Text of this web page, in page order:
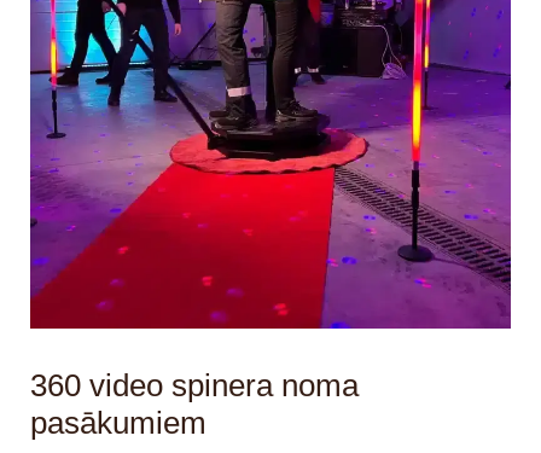
360 video spinera noma
pasākumiem